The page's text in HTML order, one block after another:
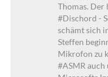
Thomas.
#Dischord -
schämt sich
Steffen
Mikrofon zu
#ASMR auch